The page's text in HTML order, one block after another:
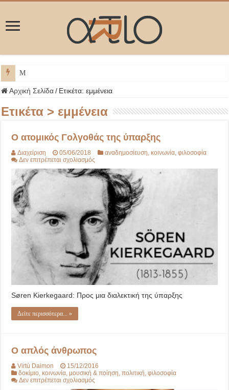
ΜΥΚΟΝΟΣ
Αρχική Σελίδα / Ετικέτα:εμμένεια
Ετικέτα > εμμένεια
Ο ατομικός Γολγοθάς της ύπαρξης
Διαχείριση 05/06/2018 αναδημοσίευση ,κοινωνία ,φιλοσοφία
Δεν επιτρέπεται σχολιασμός
ατομικός
Γολγοθάς
ύπαρξης
Søren Kierkegaard: Προς μια διαλεκτική της ύπαρξης
Δείτε περισσότερα... »
Ο απλός άνθρωπος
Virtù Daimon
15/12/2016
δοκίμιο,κοινωνία,μουσική & ποίηση,πολιτική,φιλοσοφία
Δεν επιτρέπεται σχολιασμός